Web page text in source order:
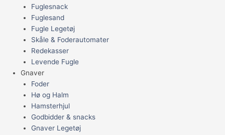
Fuglesnack
Fuglesand
Fugle Legetøj
Skåle & Foderautomater
Redekasser
Levende Fugle
Gnaver
Foder
Hø og Halm
Hamsterhjul
Godbidder & snacks
Gnaver Legetøj